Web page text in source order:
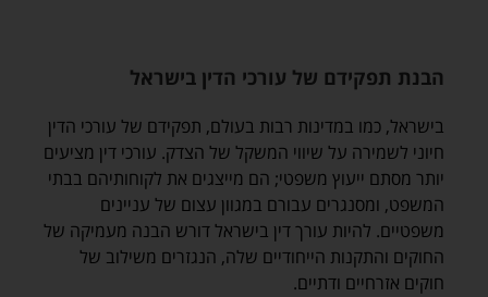
הבנת תפקידם של עורכי הדין בישראל
בישראל, כמו במדינות רבות בעולם, תפקידם של עורכי הדין
חיוני לשמירה על שיווי המשקל של הצדק. עורכי דין מציעים
יותר מסתם ייעוץ משפטי; הם מייצגים את לקוחותיהם בבתי
המשפט, ומסנגרים עבורם במגוון עצום של עניינים
משפטיים. להיות עורך דין בישראל דורש הבנה מעמיקה של
החוקים והתקנות הייחודיים שלה, הנגזרים משילוב של
חוקים אזרחיים ודתיים.